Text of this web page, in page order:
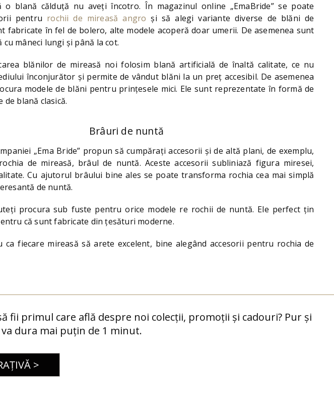
o blană călduță nu aveți încotro. În magazinul online „EmaBride” se poate
pentru rochii de mireasă angro și să alegi variante diverse de blăni de
fabricate în fel de bolero, alte modele acoperă doar umerii. De asemenea sunt
cu mâneci lungi și până la cot.
blănilor de mireasă noi folosim blană artificială de înaltă calitate, ce nu
înconjurător și permite de vândut blăni la un preț accesibil. De asemenea
modele de blăni pentru prințesele mici. Ele sunt reprezentate în formă de
de blană clasică.
Brâuri de nuntă
„Ema Bride” propun să cumpărați accesorii și de altă plani, de exemplu,
de mireasă, brâul de nuntă. Aceste accesorii subliniază figura miresei,
Cu ajutorul brâului bine ales se poate transforma rochia cea mai simplă
de nuntă.
procura sub fuste pentru orice modele re rochii de nuntă. Ele perfect țin
că sunt fabricate din țesături moderne.
fiecare mireasă să arete excelent, bine alegând accesorii pentru rochia de
fii primul care află despre noi colecții, promoții și cadouri? Pur și
dura mai puțin de 1 minut.
>